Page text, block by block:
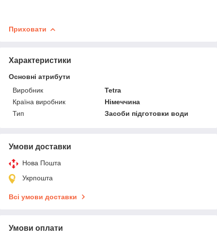
Приховати
Характеристики
Основні атрибути
Виробник
Tetra
Країна виробник
Німеччина
Тип
Засоби підготовки води
Умови доставки
Нова Пошта
Укрпошта
Всі умови доставки
Умови оплати